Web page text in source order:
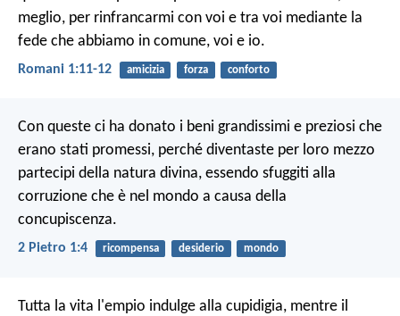
meglio, per rinfrancarmi con voi e tra voi mediante la
fede che abbiamo in comune, voi e io.
Romani 1:11-12 amicizia forza conforto
Con queste ci ha donato i beni grandissimi e preziosi che
erano stati promessi, perché diventaste per loro mezzo
partecipi della natura divina, essendo sfuggiti alla
corruzione che è nel mondo a causa della
concupiscenza.
2 Pietro 1:4 ricompensa desiderio mondo
Tutta la vita l'empio indulge alla cupidigia, mentre il